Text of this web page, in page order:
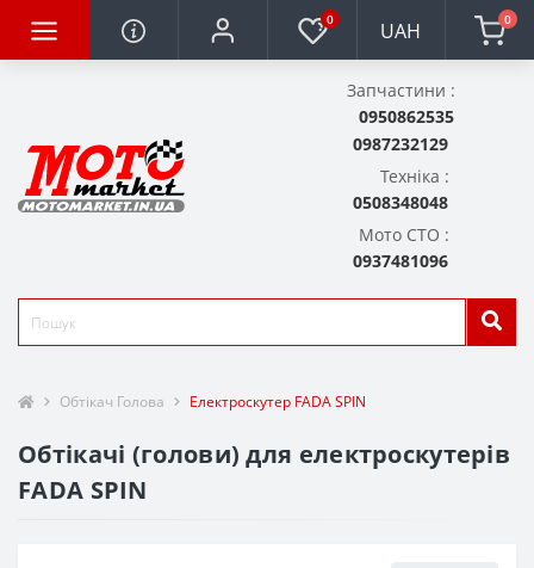
0 UAH 0
Запчастини :
0950862535
0987232129
Техніка :
0508348048
Мото СТО :
0937481096
Обтікач Голова Електроскутер FADA SPIN
Обтікачі (голови) для електроскутерів
FADA SPIN